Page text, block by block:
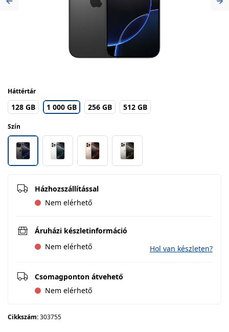
Previous
Háttértár
128 GB 1 000 GB 256 GB 512 GB
Szín
Házhozszállítással
Nem elérhető
Áruházi készletinformáció
Nem elérhető
Hol van készleten?
Csomagponton átvehető
Nem elérhető
Cikkszám:303755